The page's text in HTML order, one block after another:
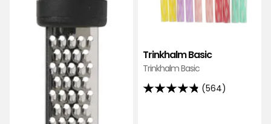
Trinkhalm Basic
Trinkhalm Basic
(564)
4.8